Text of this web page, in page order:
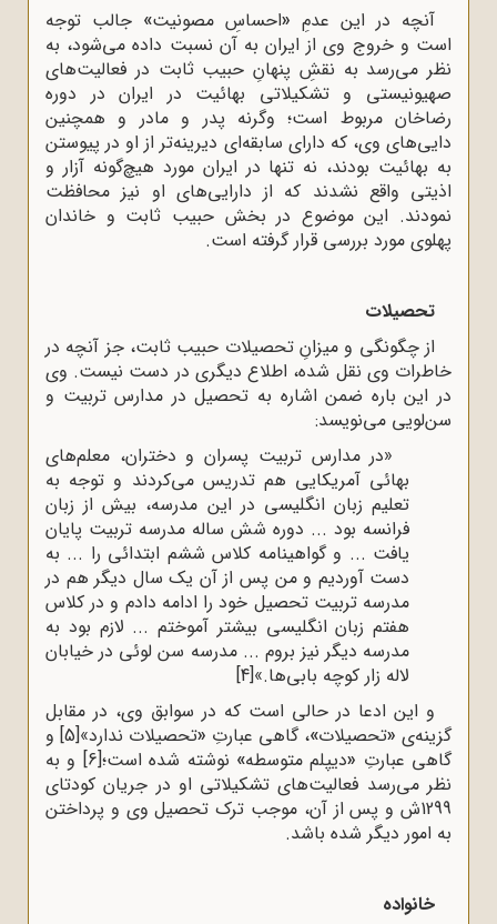
آنچه در این عدمِ «احساسِ مصونیت» جالب توجه
است و خروج وی از ایران به آن نسبت داده می‌شود، به
نظر می‌رسد به نقشِ پنهانِ حبیب ثابت در فعالیت‌های
صهیونیستی و تشکیلاتی بهائیت در ایران در دوره
رضاخان مربوط است؛ وگرنه پدر و مادر و همچنین
دایی‌های وی، که دارای سابقه‌ای دیرینه‌تر از او در پیوستن
به بهائیت بودند، نه تنها در ایران مورد هیچ‌گونه آزار و
اذیتی واقع نشدند که از دارایی‌های او نیز محافظت
نمودند. این موضوع در بخش حبیب ثابت و خاندان
پهلوی مورد بررسی قرار گرفته است.
تحصیلات
از چگونگی و میزانِ تحصیلات حبیب ثابت، جز آنچه در
خاطرات وی نقل شده، اطلاع دیگری در دست نیست. وی
در این باره ضمن اشاره به تحصیل در مدارس تربیت و
سن‌لویی می‌نویسد:
«در مدارس تربیت پسران و دختران، معلم‌های
بهائی آمریکایی هم تدریس می‌کردند و توجه به
تعلیم زبان انگلیسی در این مدرسه، بیش از زبان
فرانسه بود ... دوره شش ساله مدرسه تربیت پایان
یافت ... و گواهینامه کلاس ششم ابتدائی را ... به
دست آوردیم و من پس از آن یک سال دیگر هم در
مدرسه تربیت تحصیل خود را ادامه دادم و در کلاس
هفتم زبان انگلیسی بیشتر آموختم ... لازم بود به
مدرسه دیگر نیز بروم ... مدرسه سن لوئی در خیابان
لاله زار کوچه بابی‌ها.»[4]
و این ادعا در حالی است که در سوابق وی، در مقابل
گزینه‌ی «تحصیلات»، گاهی عبارتِ «تحصیلات ندارد»[5] و
گاهی عبارتِ «دیپلم متوسطه» نوشته شده است؛[6] و به
نظر می‌رسد فعالیت‌های تشکیلاتی او در جریان کودتای
1299ش و پس از آن، موجب ترک تحصیل وی و پرداختن
به امور دیگر شده باشد.
خانواده